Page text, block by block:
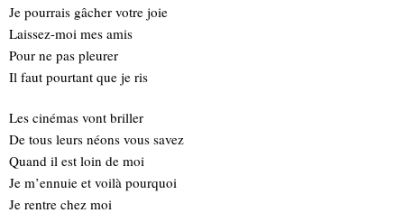
Je pourrais gâcher votre joie
Laissez-moi mes amis
Pour ne pas pleurer
Il faut pourtant que je ris
Les cinémas vont briller
De tous leurs néons vous savez
Quand il est loin de moi
Je m’ennuie et voilà pourquoi
Je rentre chez moi